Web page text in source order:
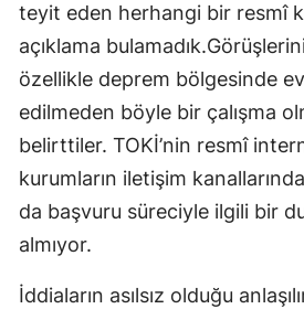
teyit eden herhangi bir resmî
açıklama
özellikle deprem bölgesinde
edilmeden böyle bir çalışma
belirttiler. TOKİ’nin resmî
kurumların iletişim
da başvuru süreciyle ilgili bir
almıyor.
İddiaların asılsız olduğu